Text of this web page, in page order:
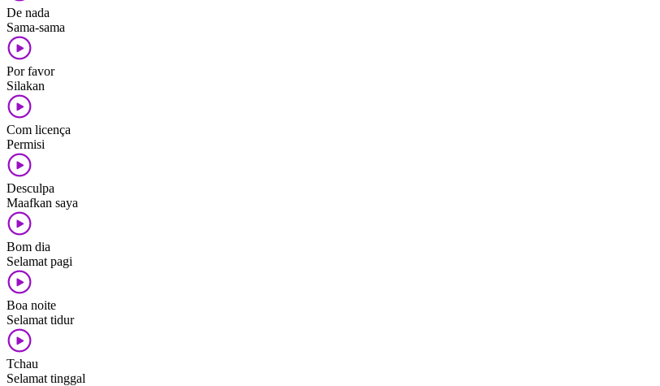
De nada
Sama-sama
Por favor
Silakan
Com licença
Permisi
Desculpa
Maafkan saya
Bom dia
Selamat pagi
Boa noite
Selamat tidur
Tchau
Selamat tinggal